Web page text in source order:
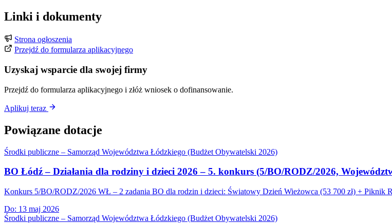
Linki i dokumenty
Strona ogłoszenia
Przejdź do formularza aplikacyjnego
Uzyskaj wsparcie dla swojej firmy
Przejdź do formularza aplikacyjnego i złóż wniosek o dofinansowanie.
Aplikuj teraz
Powiązane dotacje
Środki publiczne – Samorząd Województwa Łódzkiego (Budżet Obywatelski 2026)
BO Łódź – Działania dla rodziny i dzieci 2026 – 5. konkurs (5/BO/RODZ/2026,
Konkurs 5/BO/RODZ/2026 WŁ – 2 zadania BO dla rodzin i dzieci: Światowy Dzień Wieżowca (53 700 zł) + Piknik
Do: 13 maj 2026
Środki publiczne – Samorząd Województwa Łódzkiego (Budżet Obywatelski 2026)